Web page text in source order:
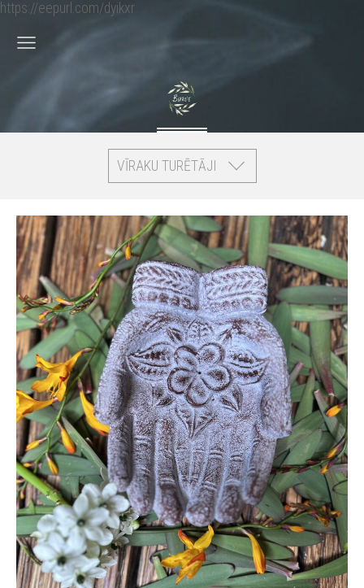
https://eepurl.com/dyikxr
VĪRAKU TURĒTĀJI